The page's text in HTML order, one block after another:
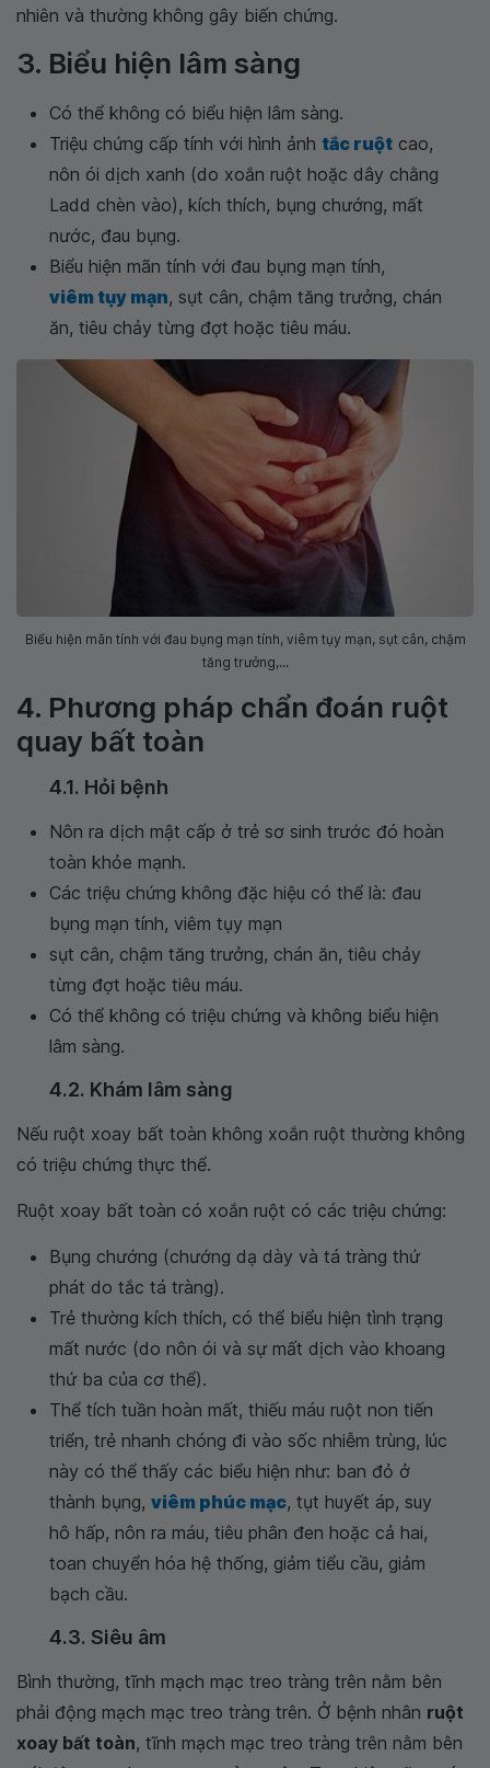
nhiên và thường không gây biến chứng.
3. Biểu hiện lâm sàng
Có thể không có biểu hiện lâm sàng.
Triệu chứng cấp tính với hình ảnh tắc ruột cao,
nôn ói dịch xanh (do xoắn ruột hoặc dây chằng
Ladd chèn vào), kích thích, bụng chướng, mất
nước, đau bụng.
Biểu hiện mãn tính với đau bụng mạn tính,
viêm tụy mạn, sụt cân, chậm tăng trưởng, chán
ăn, tiêu chảy từng đợt hoặc tiêu máu.
Biểu hiện mãn tính với đau bụng mạn tính, viêm tụy mạn, sụt cân, chậm
tăng trưởng,...
4. Phương pháp chẩn đoán ruột
quay bất toàn
4.1. Hỏi bệnh
Nôn ra dịch mật cấp ở trẻ sơ sinh trước đó hoàn
toàn khỏe mạnh.
Các triệu chứng không đặc hiệu có thể là: đau
bụng mạn tính, viêm tụy mạn
sụt cân, chậm tăng trưởng, chán ăn, tiêu chảy
từng đợt hoặc tiêu máu.
Có thể không có triệu chứng và không biểu hiện
lâm sàng.
4.2. Khám lâm sàng
Nếu ruột xoay bất toàn không xoắn ruột thường không
có triệu chứng thực thể.
Ruột xoay bất toàn có xoắn ruột có các triệu chứng:
Bụng chướng (chướng dạ dày và tá tràng thứ
phát do tắc tá tràng).
Trẻ thường kích thích, có thể biểu hiện tình trạng
mất nước (do nôn ói và sự mất dịch vào khoang
thứ ba của cơ thể).
Thể tích tuần hoàn mất, thiếu máu ruột non tiến
triển, trẻ nhanh chóng đi vào sốc nhiễm trùng, lúc
này có thể thấy các biểu hiện như: ban đỏ ở
thành bụng, viêm phúc mạc, tụt huyết áp, suy
hô hấp, nôn ra máu, tiêu phân đen hoặc cả hai,
toan chuyển hóa hệ thống, giảm tiểu cầu, giảm
bạch cầu.
4.3. Siêu âm
Bình thường, tĩnh mạch mạc treo tràng trên nằm bên
phải động mạch mạc treo tràng trên. Ở bệnh nhân ruột
xoay bất toàn, tĩnh mạch mạc treo tràng trên nằm bên